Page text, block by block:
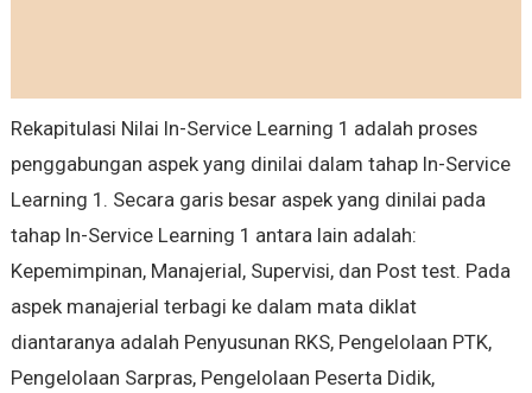
Rekapitulasi Nilai In-Service Learning 1 adalah proses
penggabungan aspek yang dinilai dalam tahap In-Service
Learning 1. Secara garis besar aspek yang dinilai pada
tahap In-Service Learning 1 antara lain adalah:
Kepemimpinan, Manajerial, Supervisi, dan Post test. Pada
aspek manajerial terbagi ke dalam mata diklat
diantaranya adalah Penyusunan RKS, Pengelolaan PTK,
Pengelolaan Sarpras, Pengelolaan Peserta Didik,